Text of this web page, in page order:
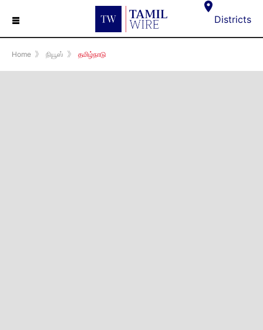
☰ Districts
Home 》 நியூஸ் 》 தமிழ்நாடு